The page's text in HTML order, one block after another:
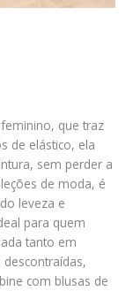
que traz
de elástico, ela
sem perder a
de moda, é
leveza e
para quem
tanto em
com blusas de